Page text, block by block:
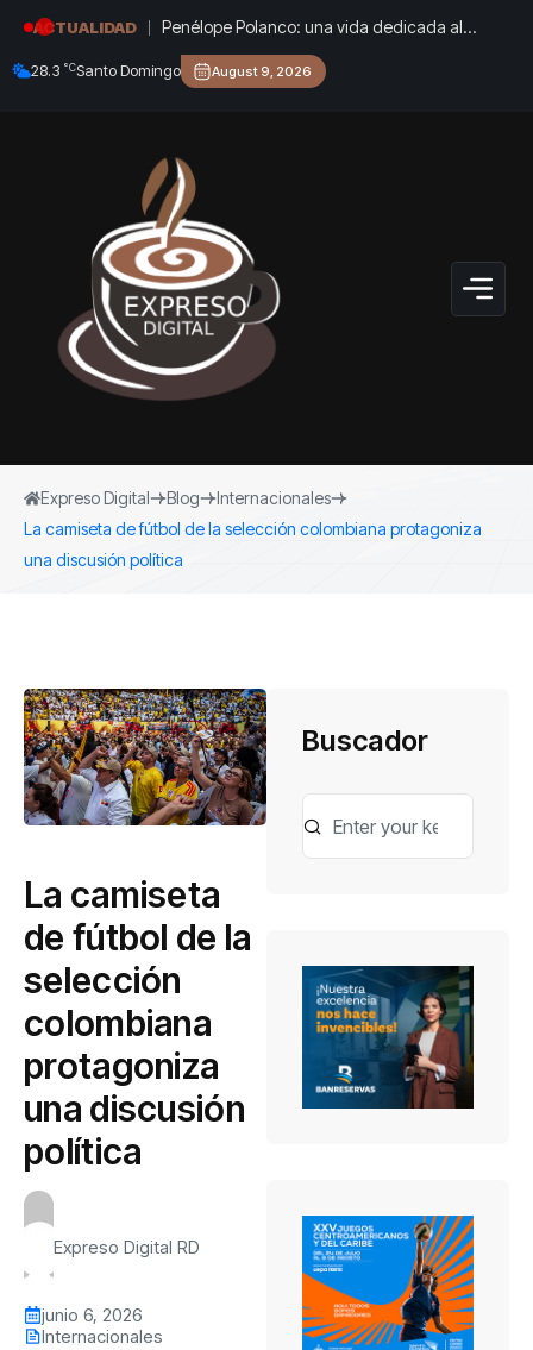
ACTUALIDAD
Penélope Polanco: una vida dedicada al
karate y al orgullo de representar a República
Dominicana
28.3 °CSanto Domingo August 9, 2026
Expreso Digital Blog
Internacionales
La camiseta de fútbol de la selección colombiana protagoniza
una discusión política
La camiseta
de fútbol de la
selección
colombiana
protagoniza
una discusión
política
Expreso Digital RD
junio 6, 2026
Internacionales
Buscador